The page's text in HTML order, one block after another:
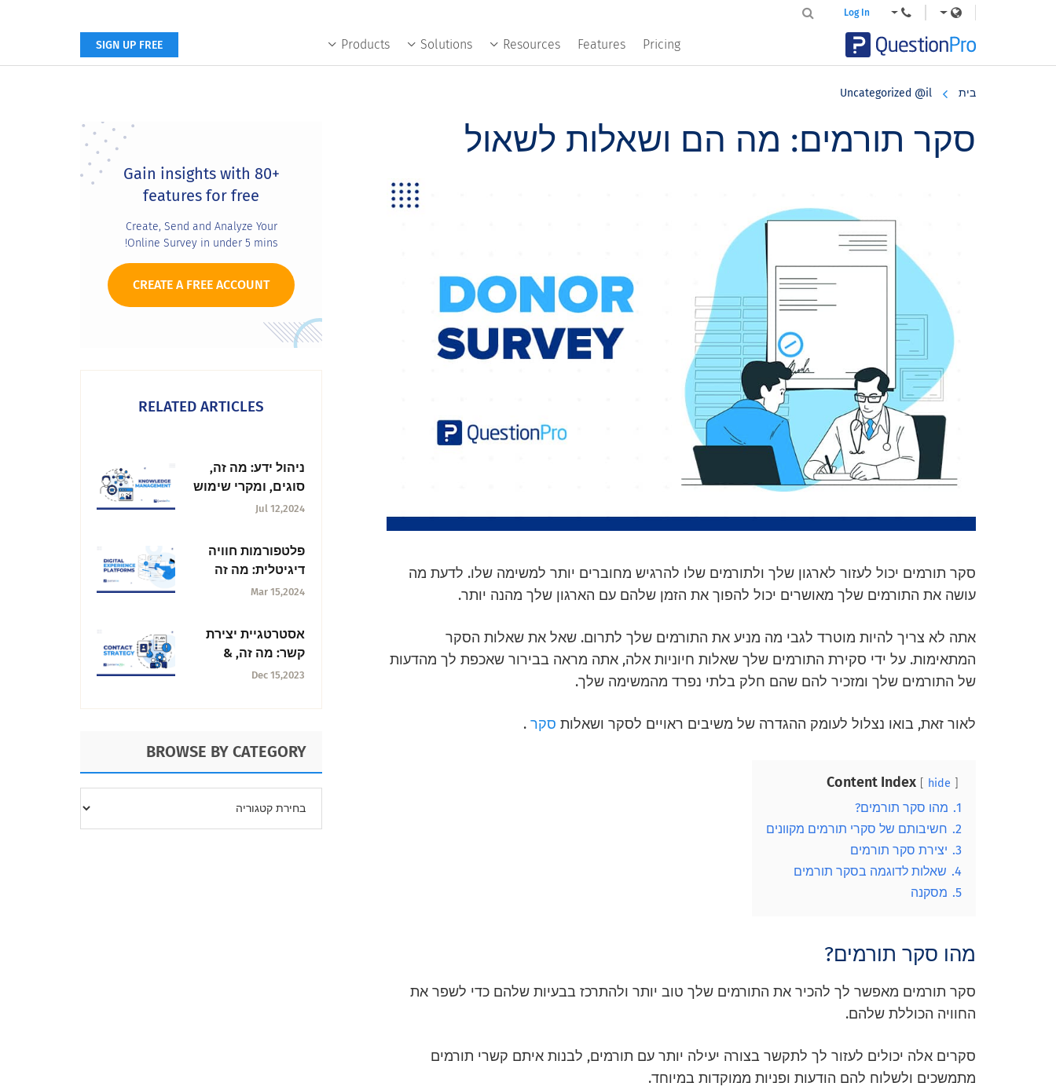
Products Solutions Resources Features Pricing
Log In
SIGN UP FREE
בית Uncategorized @il
סקר תורמים: מה הם ושאלות לשאול
סקר תורמים יכול לעזור לארגון שלך ולתורמים שלו להרגיש מחוברים יותר למשימה שלו. לדעת מה
עושה את התורמים שלך מאושרים יכול להפוך את הזמן שלהם עם הארגון שלך מהנה יותר.
אתה לא צריך להיות מוטרד לגבי מה מניע את התורמים שלך לתרום. שאל את שאלות הסקר
המתאימות. על ידי סקירת התורמים שלך שאלות חיוניות אלה, אתה מראה בבירור שאכפת לך מהדעות
של התורמים שלך ומזכיר להם שהם חלק בלתי נפרד מהמשימה שלך.
לאור זאת, בואו נצלול לעומק ההגדרה של משיבים ראויים לסקר ושאלות סקר .
Content Index hide
1. מהו סקר תורמים?
2. חשיבותם של סקרי תורמים מקוונים
3. יצירת סקר תורמים
4. שאלות לדוגמה בסקר תורמים
5. מסקנה
מהו סקר תורמים?
סקר תורמים מאפשר לך להכיר את התורמים שלך טוב יותר ולהתרכז בבעיות שלהם כדי לשפר את
החוויה הכוללת שלהם.
סקרים אלה יכולים לעזור לך לתקשר בצורה יעילה יותר עם תורמים, לבנות איתם קשרי תורמים
מתמשכים ולשלוח להם הודעות ופניות ממוקדות במיוחד.
Sidebar
Gain insights with 80+
features for free
Create, Send and Analyze Your
Online Survey in under 5 mins!
CREATE A FREE ACCOUNT
RELATED ARTICLES
ניהול ידע: מה זה,
סוגים, ומקרי שימוש
Jul 12,2024
פלטפורמות חוויה
דיגיטלית: מה זה
והפלטפורמות
Mar 15,2024
אסטרטגיית יצירת
קשר: מה זה, &
אלמנטים מרכזיים
Dec 15,2023
BROWSE BY CATEGORY
CATEGORY